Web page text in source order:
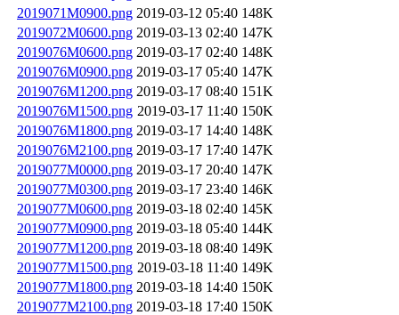
2019071M0900.png 2019-03-12 05:40 148K
2019072M0600.png 2019-03-13 02:40 147K
2019076M0600.png 2019-03-17 02:40 148K
2019076M0900.png 2019-03-17 05:40 147K
2019076M1200.png 2019-03-17 08:40 151K
2019076M1500.png 2019-03-17 11:40 150K
2019076M1800.png 2019-03-17 14:40 148K
2019076M2100.png 2019-03-17 17:40 147K
2019077M0000.png 2019-03-17 20:40 147K
2019077M0300.png 2019-03-17 23:40 146K
2019077M0600.png 2019-03-18 02:40 145K
2019077M0900.png 2019-03-18 05:40 144K
2019077M1200.png 2019-03-18 08:40 149K
2019077M1500.png 2019-03-18 11:40 149K
2019077M1800.png 2019-03-18 14:40 150K
2019077M2100.png 2019-03-18 17:40 150K